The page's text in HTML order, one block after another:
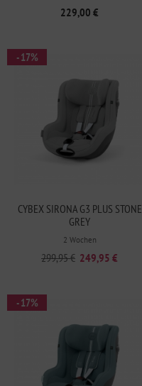
229,00 €
CYBEX SIRONA G3 PLUS STONE
GREY
2 Wochen
299,95 € 249,95 €
- 17%
- 17%